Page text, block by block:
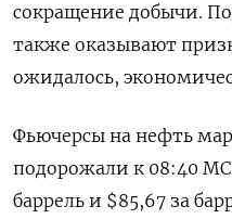
сокращение добычи.
также оказывают
ожидалось,
Фьючерсы на нефть
подорожали к 08:40
баррель и $85,67 за